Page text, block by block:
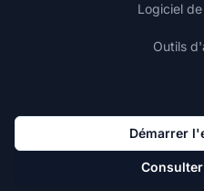
Logiciel
Outils
Démarrer